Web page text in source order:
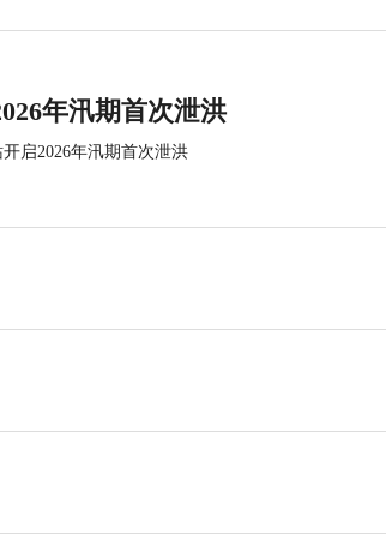
年汛期首次泄洪
启2026年汛期首次泄洪